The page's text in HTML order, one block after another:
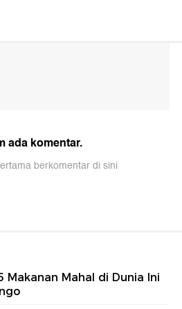
ada komentar.
berkomentar di sini
Makanan Mahal di Dunia Ini